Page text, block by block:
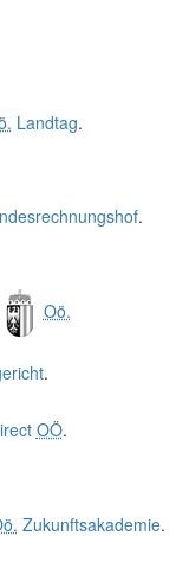
Landtag.
.
Oö.
.
OÖ.
Zukunftsakademie.